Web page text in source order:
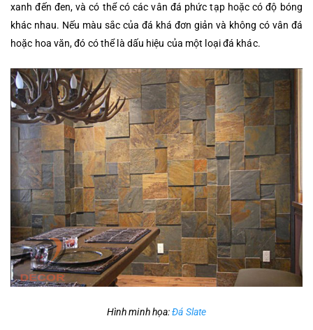
xanh đến đen, và có thể có các vân đá phức tạp hoặc có độ bóng
khác nhau. Nếu màu sắc của đá khá đơn giản và không có vân đá
hoặc hoa văn, đó có thể là dấu hiệu của một loại đá khác.
Hình minh họa:Đá Slate